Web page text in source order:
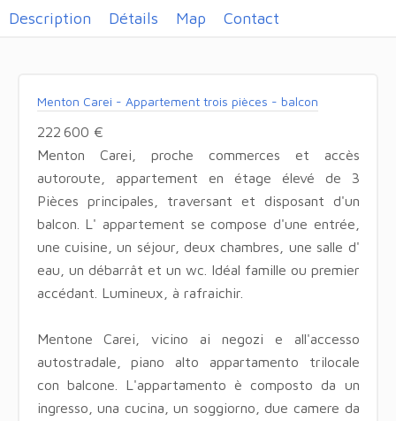
Description Détails Map Contact
Menton Carei - Appartement trois pièces - balcon
222 600 €
Menton Carei, proche commerces et accès
autoroute, appartement en étage élevé de 3
Pièces principales, traversant et disposant d'un
balcon. L' appartement se compose d'une entrée,
une cuisine, un séjour, deux chambres, une salle d'
eau, un débarrât et un wc. Idéal famille ou premier
accédant. Lumineux, à rafraichir.
Mentone Carei, vicino ai negozi e all'accesso
autostradale, piano alto appartamento trilocale
con balcone. L'appartamento è composto da un
ingresso, una cucina, un soggiorno, due camere da